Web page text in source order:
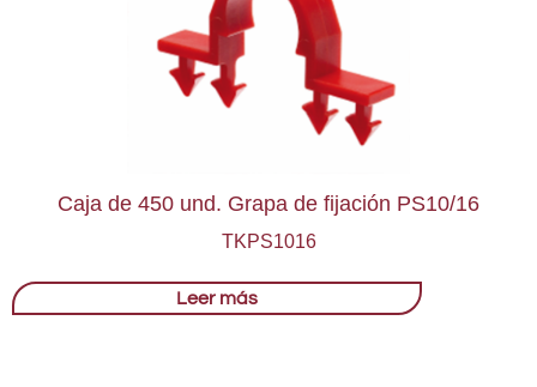
Caja de 450 und. Grapa de fijación PS10/16
TKPS1016
Leer más